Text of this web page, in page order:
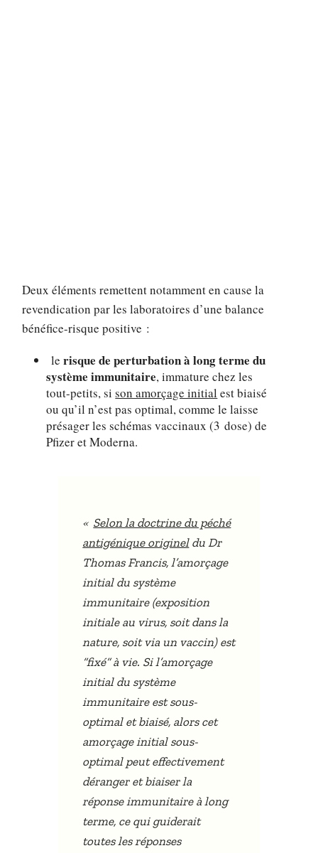
Deux éléments remettent notamment en cause la
revendication par les laboratoires d’une balance
bénéfice-risque positive :
lerisque de perturbation à long terme du
système immunitaire, immature chez les
tout-petits, sison amorçage initial est biaisé
ou qu’il n’est pas optimal, comme le laisse
présager les schémas vaccinaux (3 dose) de
Pfizer et Moderna.
« Selon la doctrine du péché
antigénique origineldu Dr
Thomas Francis, l’amorçage
initial du système
immunitaire (exposition
initiale au virus, soit dans la
nature, soit via un vaccin) est
“fixé” à vie. Si l’amorçage
initial du système
immunitaire est sous-
optimal et biaisé, alors cet
amorçage initial sous-
optimal peut effectivement
déranger et biaiser la
réponse immunitaire à long
terme, ce qui guiderait
toutes les réponses